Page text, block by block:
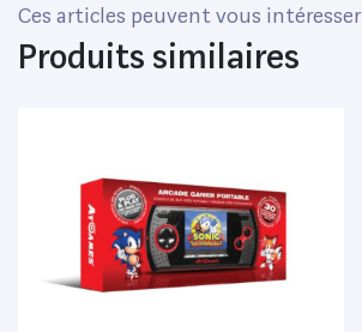
Ces articles peuvent vous intéresser
Produits similaires